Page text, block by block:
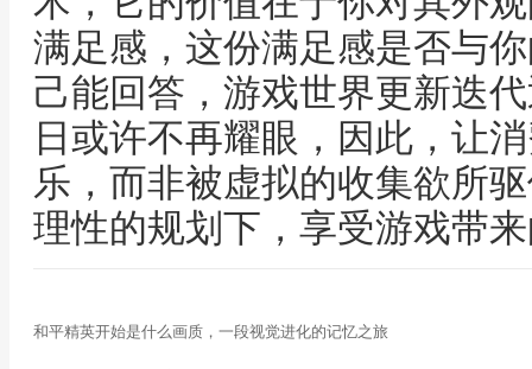
满足感，这份满足感是否与
己能回答，游戏世界更新迭
日或许不再耀眼，因此，让
乐，而非被虚拟的收集欲所
理性的规划下，享受游戏带
和平精英开始是什么画质，一段视觉进化的记忆之旅